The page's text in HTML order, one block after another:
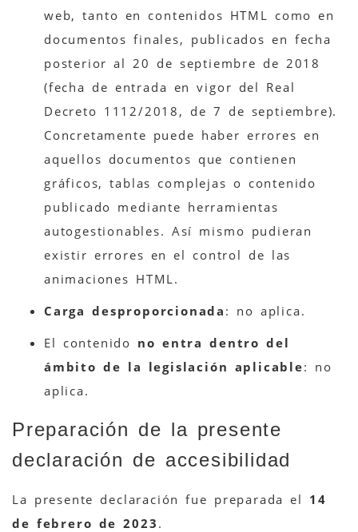
web, tanto en contenidos HTML como en
documentos finales, publicados en fecha
posterior al 20 de septiembre de 2018
(fecha de entrada en vigor del Real
Decreto 1112/2018, de 7 de septiembre).
Concretamente puede haber errores en
aquellos documentos que contienen
gráficos, tablas complejas o contenido
publicado mediante herramientas
autogestionables. Así mismo pudieran
existir errores en el control de las
animaciones HTML.
Carga desproporcionada : no aplica.
El contenido no entra dentro del
ámbito de la legislación aplicable: no
aplica.
Preparación de la presente
declaración de accesibilidad
La presente declaración fue preparada el 14
de febrero de 2023 .